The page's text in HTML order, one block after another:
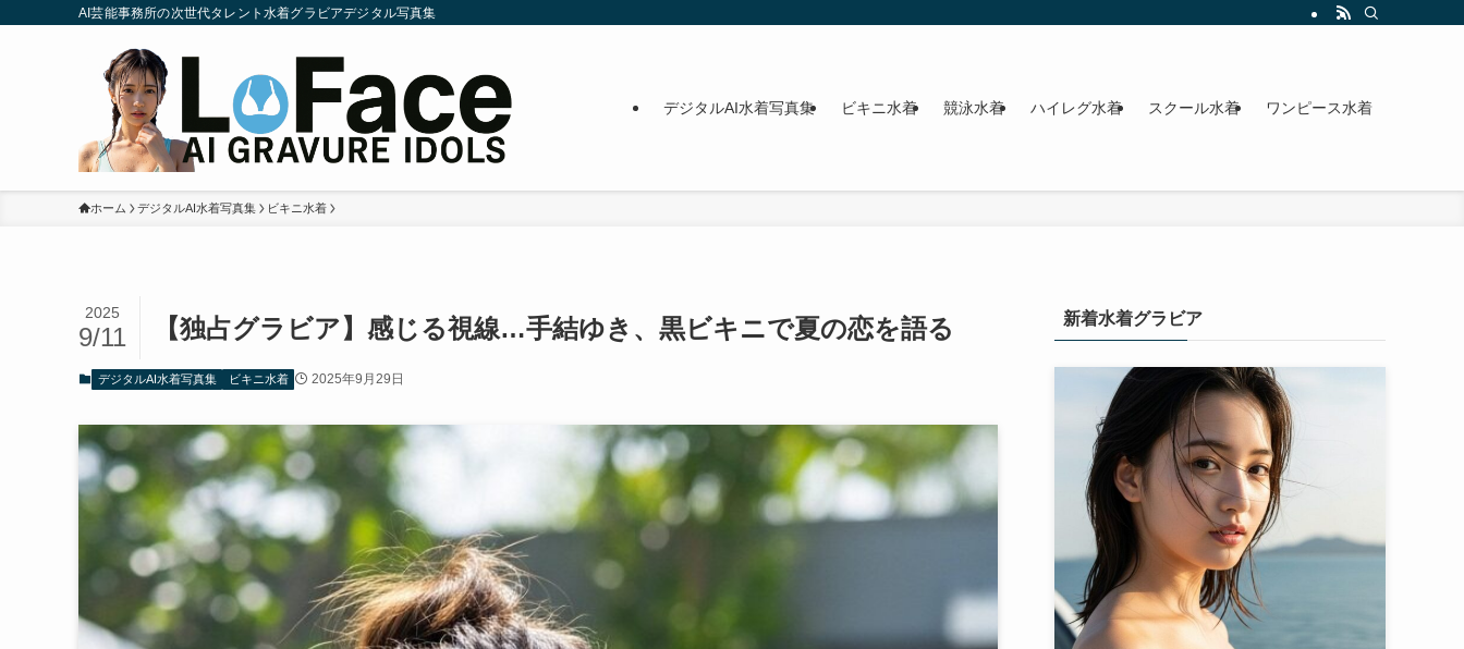
AI芸能事務所の次世代タレント水着グラビアデジタル写真集
デジタルAI水着写真集 ビキニ水着 競泳水着 ハイレグ水着 スクール水着 ワンピース水着
ホーム デジタルAI水着写真集 ビキニ水着
【独占グラビア】感じる視線…手結ゆき、黒ビキニで夏の恋を語る
2025
9/11
デジタルAI水着写真集 ビキニ水着 2025年9月29日
新着水着グラビア